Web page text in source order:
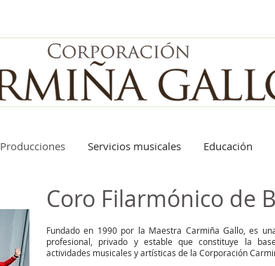
Producciones Servicios musicales Educación
Coro Filarmónico de
Fundado en 1990 por la Maestra Carmiña Gallo, es
profesional, privado y estable que constituye la
actividades musicales y artísticas de la Corporación